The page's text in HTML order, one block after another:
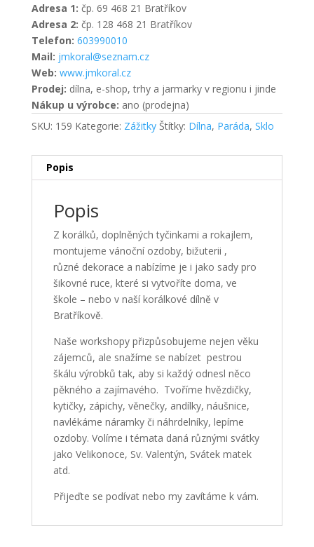
Adresa 1: čp. 69 468 21 Bratříkov
Adresa 2: čp. 128 468 21 Bratříkov
Telefon: 603990010
Mail: jmkoral@seznam.cz
Web: www.jmkoral.cz
Prodej: dílna, e-shop, trhy a jarmarky v regionu i jinde
Nákup u výrobce: ano (prodejna)
SKU: 159 Kategorie: Zážitky Štítky: Dílna, Paráda, Sklo
Popis
Popis
Z korálků, doplněných tyčinkami a rokajlem,
montujeme vánoční ozdoby, bižuterii ,
různé dekorace a nabízíme je i jako sady pro
šikovné ruce, které si vytvoříte doma, ve
škole – nebo v naší korálkové dílně v
Bratříkově.
Naše workshopy přizpůsobujeme nejen věku
zájemců, ale snažíme se nabízet pestrou
škálu výrobků tak, aby si každý odnesl něco
pěkného a zajímavého. Tvoříme hvězdičky,
kytičky, zápichy, věnečky, andílky, náušnice,
navlékáme náramky či náhrdelníky, lepíme
ozdoby. Volíme i témata daná různými svátky
jako Velikonoce, Sv. Valentýn, Svátek matek
atd.
Přijeďte se podívat nebo my zavítáme k vám.